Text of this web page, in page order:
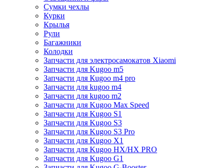
Сумки чехлы
Курки
Крылья
Рули
Багажники
Колодки
Запчасти для электросамокатов Xiaomi
Запчасти для Kugoo m5
Запчасти для Кugoo m4 pro
Запчасти для kugoo m4
Запчасти для kugoo m2
Запчасти для Kugoo Max Speed
Запчасти для Kugoo S1
Запчасти для Kugoo S3
Запчасти для Kugoo S3 Pro
Запчасти для Kugoo X1
Запчасти для Kugoo HX/HX PRO
Запчасти для Kugoo G1